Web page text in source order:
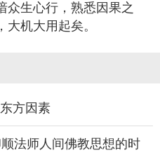
众生心行，熟悉因果之
机大用起矣。
方因素
法师人间佛教思想的时